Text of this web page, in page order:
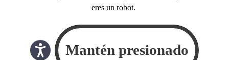
eres un robot.